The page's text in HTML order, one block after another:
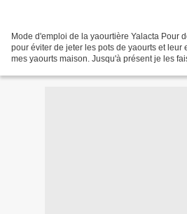
Mode d'emploi de la yaourtière Yalacta Pour
pour éviter de jeter les pots de yaourts et leur
mes yaourts maison. Jusqu'à présent je les